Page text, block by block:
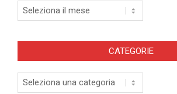
Archivi
CATEGORIE
Categorie